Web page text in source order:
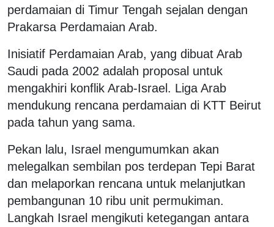
perdamaian di Timur Tengah sejalan dengan
Prakarsa Perdamaian Arab.
Inisiatif Perdamaian Arab, yang dibuat Arab
Saudi pada 2002 adalah proposal untuk
mengakhiri konflik Arab-Israel. Liga Arab
mendukung rencana perdamaian di KTT Beirut
pada tahun yang sama.
Pekan lalu, Israel mengumumkan akan
melegalkan sembilan pos terdepan Tepi Barat
dan melaporkan rencana untuk melanjutkan
pembangunan 10 ribu unit permukiman.
Langkah Israel mengikuti ketegangan antara